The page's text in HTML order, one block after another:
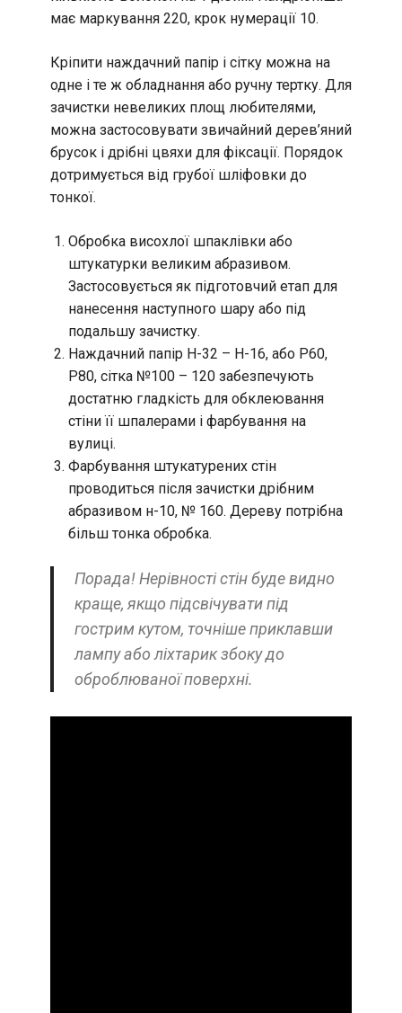
має маркування 220, крок нумерації 10.
Кріпити наждачний папір і сітку можна на
одне і те ж обладнання або ручну тертку. Для
зачистки невеликих площ любителями,
можна застосовувати звичайний дерев’яний
брусок і дрібні цвяхи для фіксації. Порядок
дотримується від грубої шліфовки до
тонкої.
Обробка висохлої шпаклівки або
штукатурки великим абразивом.
Застосовується як підготовчий етап для
нанесення наступного шару або під
подальшу зачистку.
Наждачний папір Н-32 – Н-16, або Р60,
Р80, сітка №100 – 120 забезпечують
достатню гладкість для обклеювання
стіни її шпалерами і фарбування на
вулиці.
Фарбування штукатурених стін
проводиться після зачистки дрібним
абразивом н-10, № 160. Дереву потрібна
більш тонка обробка.
Порада! Нерівності стін буде видно
краще, якщо підсвічувати під
гострим кутом, точніше приклавши
лампу або ліхтарик збоку до
оброблюваної поверхні.